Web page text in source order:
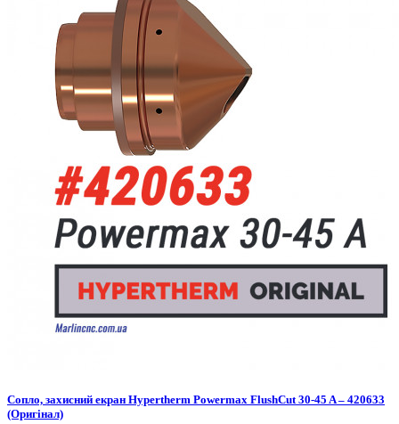
Сопло, захисний екран Hypertherm Powermax FlushCut 30-45 A – 420633
(Оригінал)